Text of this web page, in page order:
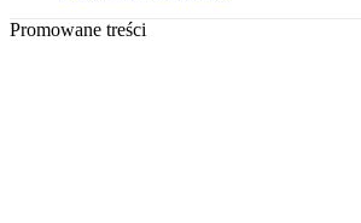
Promowane treści